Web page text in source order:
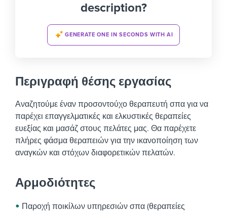
description?
GENERATE ONE IN SECONDS WITH AI
Περιγραφή θέσης εργασίας
Αναζητούμε έναν προσοντούχο θεραπευτή σπα για να
παρέχει επαγγελματικές και ελκυστικές θεραπείες
ευεξίας και μασάζ στους πελάτες μας. Θα παρέχετε
πλήρες φάσμα θεραπειών για την ικανοποίηση των
αναγκών και στόχων διαφορετικών πελατών.
Αρμοδιότητες
Παροχή ποικίλων υπηρεσιών σπα (θεραπείες